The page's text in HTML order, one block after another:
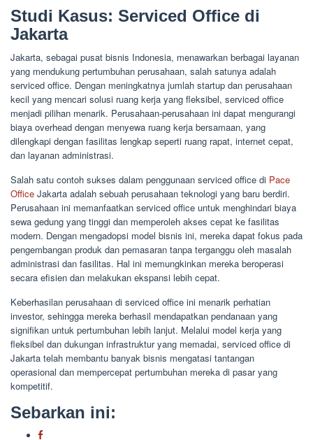
Studi Kasus: Serviced Office di
Jakarta
Jakarta, sebagai pusat bisnis Indonesia, menawarkan berbagai layanan
yang mendukung pertumbuhan perusahaan, salah satunya adalah
serviced office. Dengan meningkatnya jumlah startup dan perusahaan
kecil yang mencari solusi ruang kerja yang fleksibel, serviced office
menjadi pilihan menarik. Perusahaan-perusahaan ini dapat mengurangi
biaya overhead dengan menyewa ruang kerja bersamaan, yang
dilengkapi dengan fasilitas lengkap seperti ruang rapat, internet cepat,
dan layanan administrasi.
Salah satu contoh sukses dalam penggunaan serviced office di Pace
Office Jakarta adalah sebuah perusahaan teknologi yang baru berdiri.
Perusahaan ini memanfaatkan serviced office untuk menghindari biaya
sewa gedung yang tinggi dan memperoleh akses cepat ke fasilitas
modern. Dengan mengadopsi model bisnis ini, mereka dapat fokus pada
pengembangan produk dan pemasaran tanpa terganggu oleh masalah
administrasi dan fasilitas. Hal ini memungkinkan mereka beroperasi
secara efisien dan melakukan ekspansi lebih cepat.
Keberhasilan perusahaan di serviced office ini menarik perhatian
investor, sehingga mereka berhasil mendapatkan pendanaan yang
signifikan untuk pertumbuhan lebih lanjut. Melalui model kerja yang
fleksibel dan dukungan infrastruktur yang memadai, serviced office di
Jakarta telah membantu banyak bisnis mengatasi tantangan
operasional dan mempercepat pertumbuhan mereka di pasar yang
kompetitif.
Sebarkan ini: